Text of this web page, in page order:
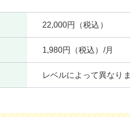
22,000円（税込）
1,980円（税込）/月
レベルによって異なり